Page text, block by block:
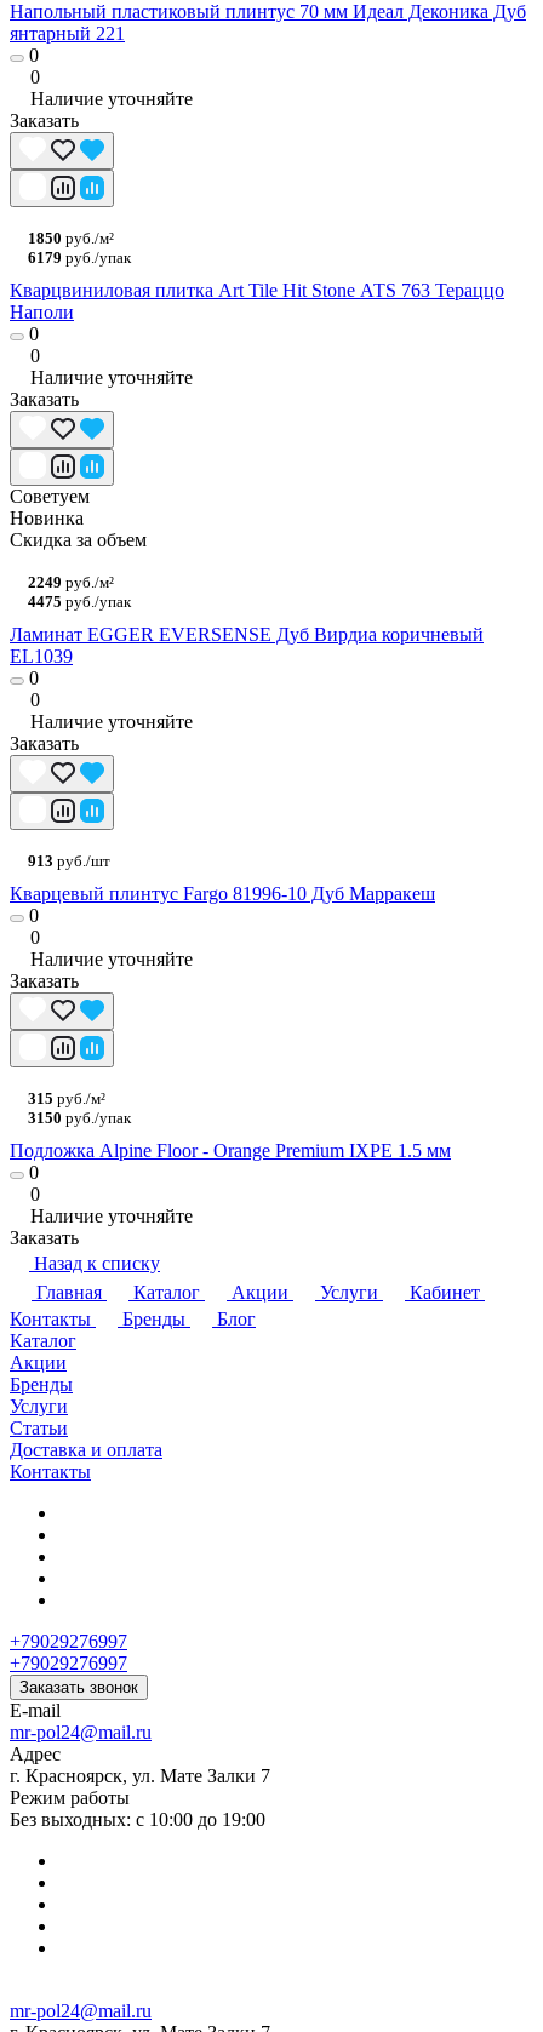
Напольный пластиковый плинтус 70 мм Идеал Деконика Дуб
янтарный 221
0
0
Наличие уточняйте
Заказать
1850 руб./м²
6179 руб./упак
Кварцвиниловая плитка Art Tile Hit Stone АТS 763 Тераццо
Наполи
0
0
Наличие уточняйте
Заказать
Советуем
Новинка
Скидка за объем
2249 руб./м²
4475 руб./упак
Ламинат EGGER EVERSENSE Дуб Вирдиа коричневый
EL1039
0
0
Наличие уточняйте
Заказать
913 руб./шт
Кварцевый плинтус Fargo 81996-10 Дуб Марракеш
0
0
Наличие уточняйте
Заказать
315 руб./м²
3150 руб./упак
Подложка Alpine Floor - Orange Premium IXPE 1.5 мм
0
0
Наличие уточняйте
Заказать
Назад к списку
Главная
Каталог Акции Услуги
Кабинет
Контакты
Бренды
Блог
Каталог
Акции
Бренды
Услуги
Статьи
Доставка и оплата
Контакты
+79029276997
+79029276997
Заказать звонок
E-mail
mr-pol24@mail.ru
Адрес
г. Красноярск, ул. Мате Залки 7
Режим работы
Без выходных: с 10:00 до 19:00
mr-pol24@mail.ru